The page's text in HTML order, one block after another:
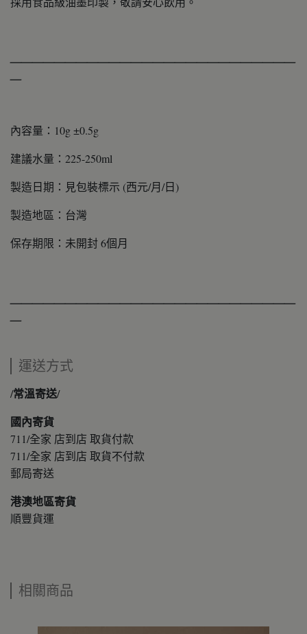
內容量：10g ±0.5g
建議水量：225-250ml
製造日期：見包裝標示 (西元/月/日)
製造地區：台灣
保存期限：未開封 6個月
運送方式
/常溫寄送/
國內寄貨
711/全家 店到店 取貨付款
711/全家 店到店 取貨不付款
郵局寄送
港澳地區寄貨
順豐貨運
相關商品